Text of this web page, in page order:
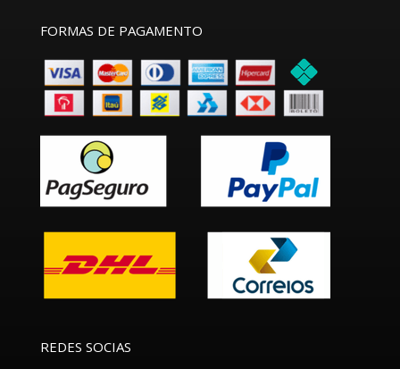
FORMAS DE PAGAMENTO
REDES SOCIAS